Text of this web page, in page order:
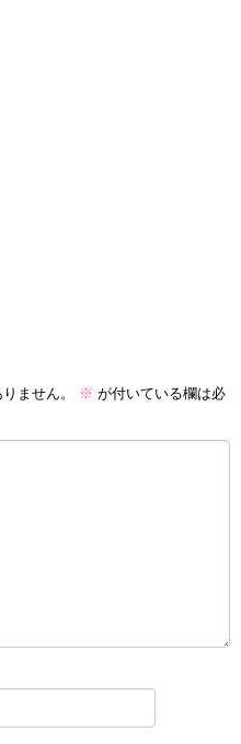
ません。 ※ が付いている欄は必